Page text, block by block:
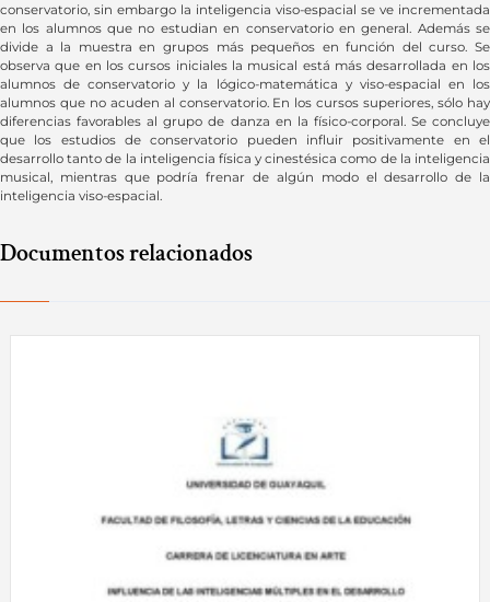
conservatorio, sin embargo la inteligencia viso-espacial se ve incrementada
en los alumnos que no estudian en conservatorio en general. Además se
divide a la muestra en grupos más pequeños en función del curso. Se
observa que en los cursos iniciales la musical está más desarrollada en los
alumnos de conservatorio y la lógico-matemática y viso-espacial en los
alumnos que no acuden al conservatorio. En los cursos superiores, sólo hay
diferencias favorables al grupo de danza en la físico-corporal. Se concluye
que los estudios de conservatorio pueden influir positivamente en el
desarrollo tanto de la inteligencia física y cinestésica como de la inteligencia
musical, mientras que podría frenar de algún modo el desarrollo de la
inteligencia viso-espacial.
Documentos relacionados